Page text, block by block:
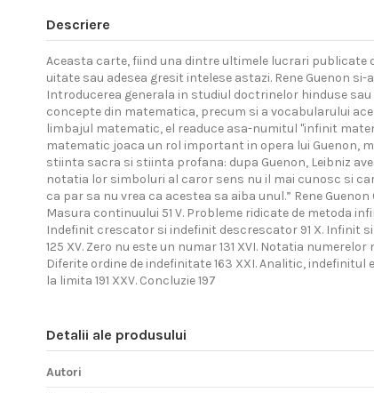
Descriere
Aceasta carte, fiind una dintre ultimele lucrari publicate
uitate sau adesea gresit intelese astazi. Rene Guenon
Introducerea generala in studiul doctrinelor hinduse
concepte din matematica, precum si a vocabularului
limbajul matematic, el readuce asa-numitul "infinit
matematic joaca un rol important in opera lui Guenon,
stiinta sacra si stiinta profana: dupa Guenon, Leibniz
notatia lor simboluri al caror sens nu il mai cunosc si
ca par sa nu vrea ca acestea sa aiba unul.” Rene
Masura continuului 51 V. Probleme ridicate de metoda
Indefinit crescator si indefinit descrescator 91 X. Infinit si
125 XV. Zero nu este un numar 131 XVI. Notatia
Diferite ordine de indefinitate 163 XXI. Analitic, indefinitul
la limita 191 XXV. Concluzie 197
Detalii ale produsului
Autori